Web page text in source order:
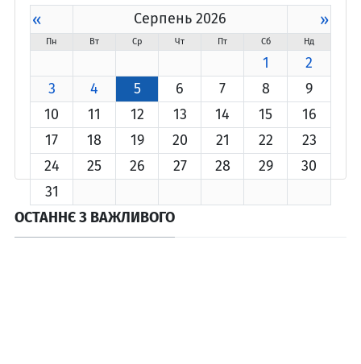
« Серпень 2026 »
Пн Вт Ср Чт Пт Сб Нд
1
2
3
4 5 6 7 8
9
10
11 12 13 14 15
16
17
18 19 20 21 22
23
24
25 26 27 28 29
30
31
ОСТАННЄ З ВАЖЛИВОГО